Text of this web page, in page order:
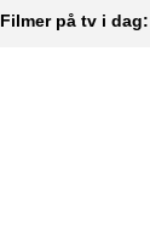
Filmer på tv i dag: